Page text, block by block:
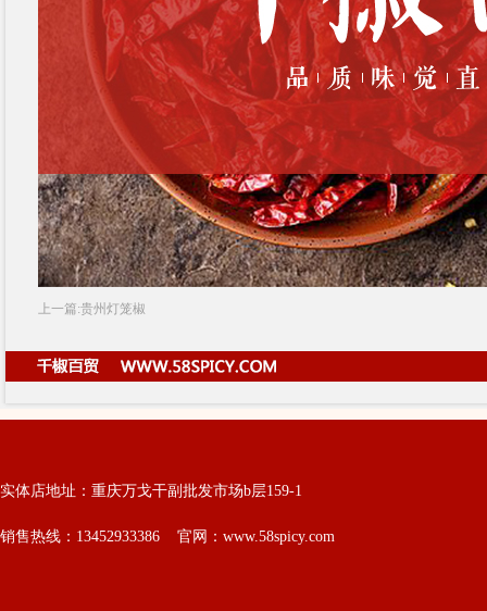
上一篇:贵州灯笼椒
实体店地址：重庆万戈干副批发市场b层159-1
销售热线：13452933386 官网：www.58spicy.com